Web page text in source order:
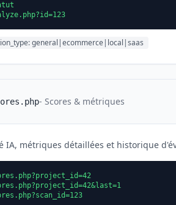
general|ecommerce|local|saas
- Scores & métriques
IA, métriques détaillées et historique